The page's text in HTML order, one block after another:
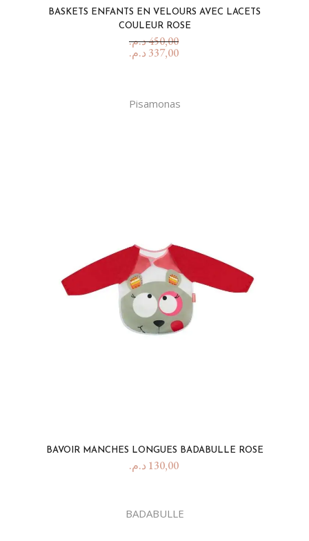
BASKETS ENFANTS EN VELOURS AVEC LACETS
COULEUR ROSE
450,00د.م.
337,00 د.م.
Pisamonas
BAVOIR MANCHES LONGUES BADABULLE ROSE
130,00 د.م.
BADABULLE